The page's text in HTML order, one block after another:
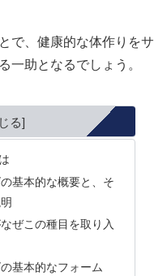
で、健康的な体作りをサ
一助となるでしょう。
基本的な概要と、そ
ぜこの種目を取り入
基本的なフォーム